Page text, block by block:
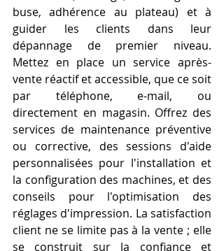
buse, adhérence au plateau) et à
guider les clients dans leur
dépannage de premier niveau.
Mettez en place un service après-
vente réactif et accessible, que ce soit
par téléphone, e-mail, ou
directement en magasin. Offrez des
services de maintenance préventive
ou corrective, des sessions d'aide
personnalisées pour l'installation et
la configuration des machines, et des
conseils pour l'optimisation des
réglages d'impression. La satisfaction
client ne se limite pas à la vente ; elle
se construit sur la confiance et